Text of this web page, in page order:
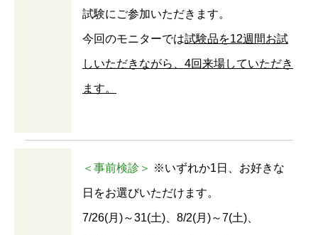
試験にご参加いただきます。
今回のモニターでは試験品を12週間お試
しいただきながら、4回来場していただき
ます。
＜事前検診＞ ※いずれか1日、お好きな
日をお選びいただけます。
7/26(月)～31(土)、8/2(月)～7(土)、